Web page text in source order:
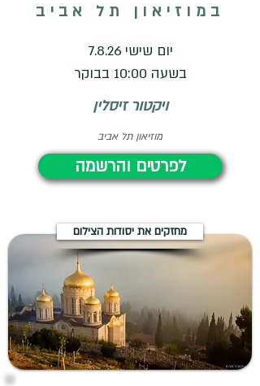
במוזיאון תל אביב
יום שישי 7.8.26
בשעה 10:00 בבוקר
ויקטור זיסלין
מוזיאון תל אביב
לפרטים והרשמה
מחזקים את יסודות הצילום